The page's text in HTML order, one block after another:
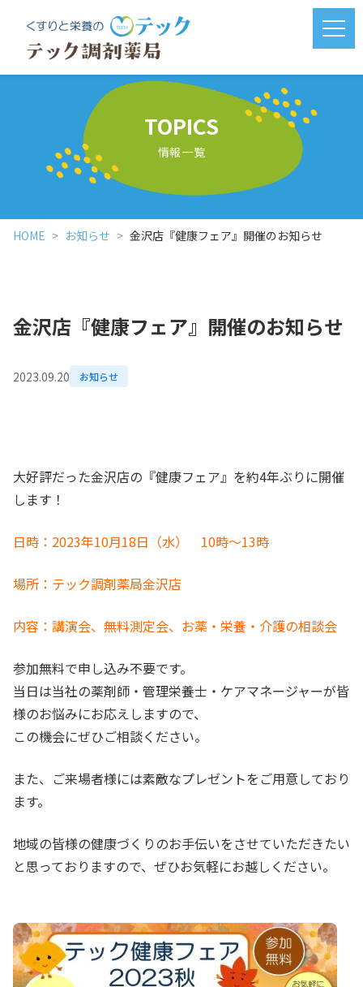
メニ
TOPICS
情報一覧
HOME お知らせ 金沢店『健康フェア』開催のお知らせ
金沢店『健康フェア』開催のお知らせ
2023.09.20 お知らせ
大好評だった金沢店の『健康フェア』を約4年ぶりに開催
します！
日時：2023年10月18日（水） 10時～13時
場所：テック調剤薬局金沢店
内容：講演会、無料測定会、お薬・栄養・介護の相談会
参加無料で申し込み不要です。
当日は当社の薬剤師・管理栄養士・ケアマネージャーが皆
様のお悩みにお応えしますので、
この機会にぜひご相談ください。
また、ご来場者様には素敵なプレゼントをご用意しており
ます。
地域の皆様の健康づくりのお手伝いをさせていただきたい
と思っておりますので、ぜひお気軽にお越しください。